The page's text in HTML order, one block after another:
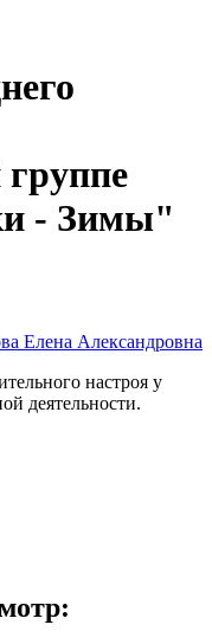
группе
- Зимы"
Елена Александровна
настроя у
деятельности.